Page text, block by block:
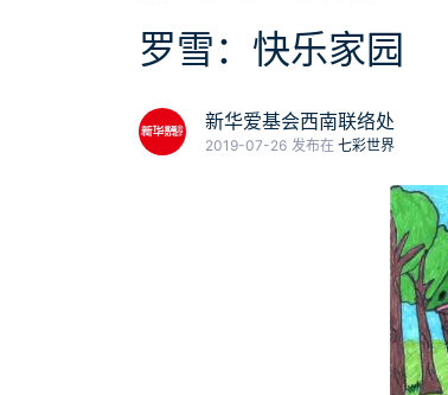
罗雪：快乐家园
新华爱基会西南联络处
2019-07-26 发布在 七彩世界